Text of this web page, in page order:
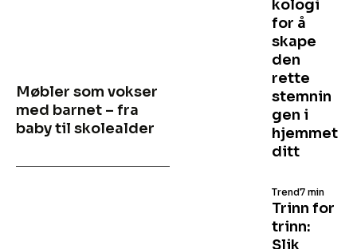
Møbler som vokser
med barnet – fra
baby til skolealder
kologi
for å
skape
den
rette
stemnin
gen i
hjemmet
ditt
Trinn for
trinn:
Slik
Trend7 min